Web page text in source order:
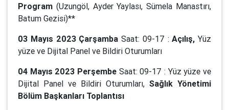
Program (Uzungöl, Ayder Yaylası, Sümela Manastırı,
Batum Gezisi)**
03 Mayıs 2023 Çarşamba Saat: 09-17 :Açılış, Yüz
yüze ve Dijital Panel ve Bildiri Oturumları
04 Mayıs 2023 Perşembe Saat: 09-17 : Yüz yüze ve
Dijital Panel ve Bildiri Oturumları, Sağlık Yönetimi
Bölüm Başkanları Toplantısı